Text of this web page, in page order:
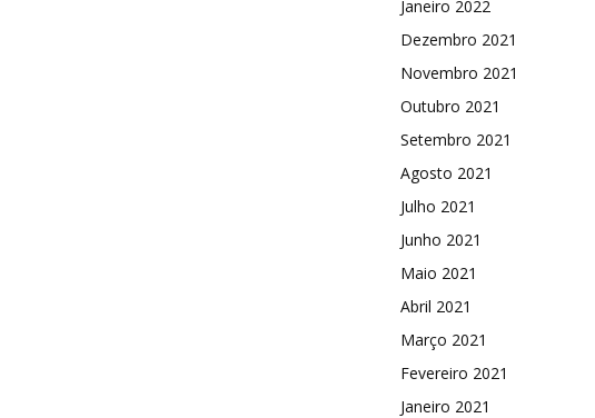
Janeiro 2022
Dezembro 2021
Novembro 2021
Outubro 2021
Setembro 2021
Agosto 2021
Julho 2021
Junho 2021
Maio 2021
Abril 2021
Março 2021
Fevereiro 2021
Janeiro 2021